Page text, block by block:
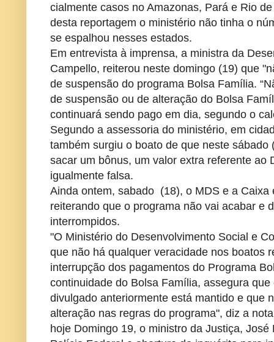
cialmente casos no Amazonas, Pará e Rio
desta reportagem o ministério não tinha o
se espalhou nesses estados.
Em entrevista à imprensa, a ministra da
Campello, reiterou neste domingo (19) que
de suspensão do programa Bolsa Família.
de suspensão ou de alteração do Bolsa
continuará sendo pago em dia, segundo o
Segundo a assessoria do ministério, em
também surgiu o boato de que neste
sacar um bônus, um valor extra referente ao
igualmente falsa.
Ainda ontem, sabado (18), o MDS e a Caixa
reiterando que o programa não vai acabar e
interrompidos.
"O Ministério do Desenvolvimento Social e
que não há qualquer veracidade nos boatos
interrupção dos pagamentos do Programa
continuidade do Bolsa Família, assegura
divulgado anteriormente está mantido e que
alteração nas regras do programa", diz a
hoje Domingo 19, o ministro da Justiça,